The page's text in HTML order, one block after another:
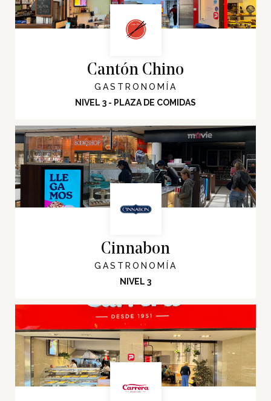
Inicio
Novedades
Gift Cards y Colectivos
Cine
Pet Friendly
Servicios
Contacto
Cantón Chino
GASTRONOMÍA
NIVEL 3 - PLAZA DE COMIDAS
Cinnabon
GASTRONOMÍA
NIVEL 3